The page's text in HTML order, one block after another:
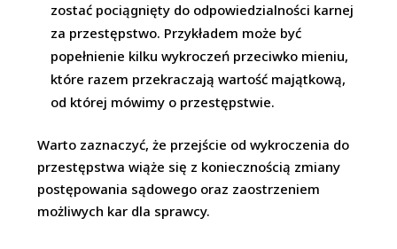
zostać pociągnięty do odpowiedzialności karnej
za przestępstwo. Przykładem może być
popełnienie kilku wykroczeń przeciwko mieniu,
które razem przekraczają wartość majątkową,
od której mówimy o przestępstwie.
Warto zaznaczyć, że przejście od wykroczenia do
przestępstwa wiąże się z koniecznością zmiany
postępowania sądowego oraz zaostrzeniem
możliwych kar dla sprawcy.